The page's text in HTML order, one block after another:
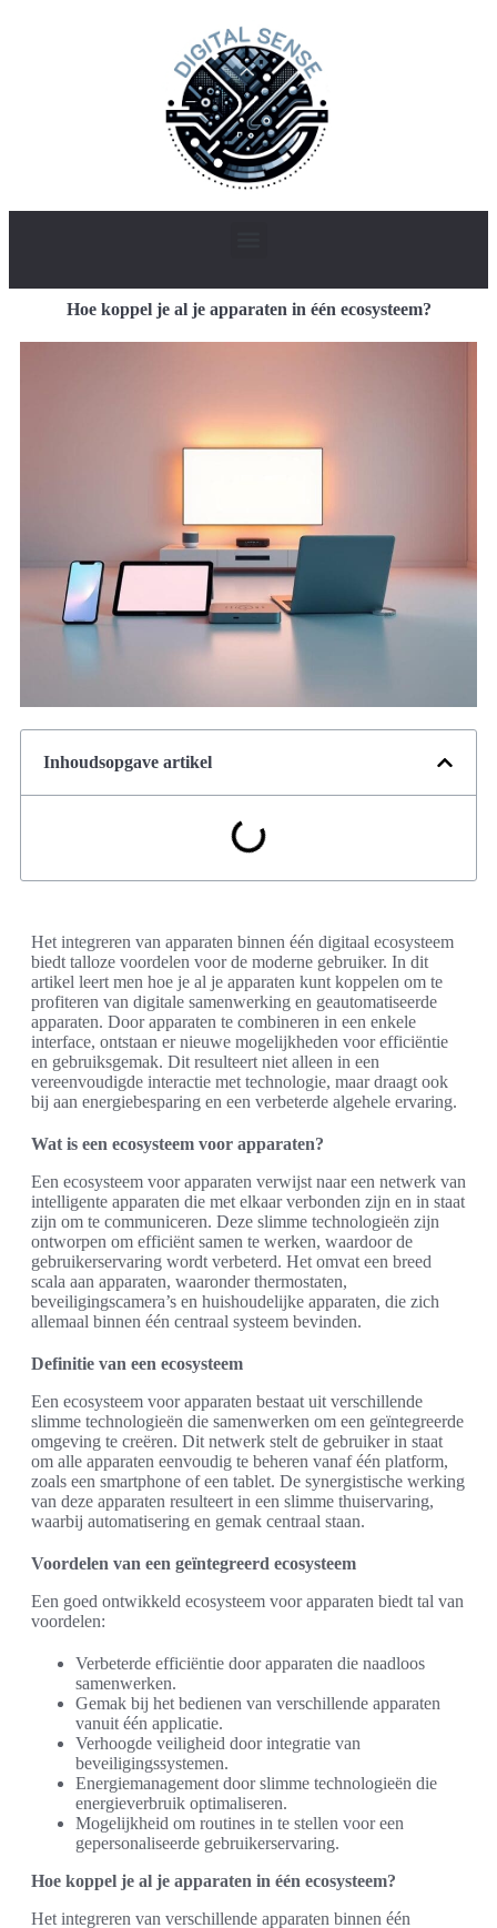
Hoe koppel je al je apparaten in één ecosysteem?
Inhoudsopgave artikel
Het integreren van apparaten binnen één digitaal ecosysteem
biedt talloze voordelen voor de moderne gebruiker. In dit
artikel leert men hoe je al je apparaten kunt koppelen om te
profiteren van digitale samenwerking en geautomatiseerde
apparaten. Door apparaten te combineren in een enkele
interface, ontstaan er nieuwe mogelijkheden voor efficiëntie
en gebruiksgemak. Dit resulteert niet alleen in een
vereenvoudigde interactie met technologie, maar draagt ook
bij aan energiebesparing en een verbeterde algehele ervaring.
Wat is een ecosysteem voor apparaten?
Een ecosysteem voor apparaten verwijst naar een netwerk van
intelligente apparaten die met elkaar verbonden zijn en in staat
zijn om te communiceren. Deze slimme technologieën zijn
ontworpen om efficiënt samen te werken, waardoor de
gebruikerservaring wordt verbeterd. Het omvat een breed
scala aan apparaten, waaronder thermostaten,
beveiligingscamera’s en huishoudelijke apparaten, die zich
allemaal binnen één centraal systeem bevinden.
Definitie van een ecosysteem
Een ecosysteem voor apparaten bestaat uit verschillende
slimme technologieën die samenwerken om een geïntegreerde
omgeving te creëren. Dit netwerk stelt de gebruiker in staat
om alle apparaten eenvoudig te beheren vanaf één platform,
zoals een smartphone of een tablet. De synergistische werking
van deze apparaten resulteert in een slimme thuiservaring,
waarbij automatisering en gemak centraal staan.
Voordelen van een geïntegreerd ecosysteem
Een goed ontwikkeld ecosysteem voor apparaten biedt tal van
voordelen:
Verbeterde efficiëntie door apparaten die naadloos
samenwerken.
Gemak bij het bedienen van verschillende apparaten
vanuit één applicatie.
Verhoogde veiligheid door integratie van
beveiligingssystemen.
Energiemanagement door slimme technologieën die
energieverbruik optimaliseren.
Mogelijkheid om routines in te stellen voor een
gepersonaliseerde gebruikerservaring.
Hoe koppel je al je apparaten in één ecosysteem?
Het integreren van verschillende apparaten binnen één